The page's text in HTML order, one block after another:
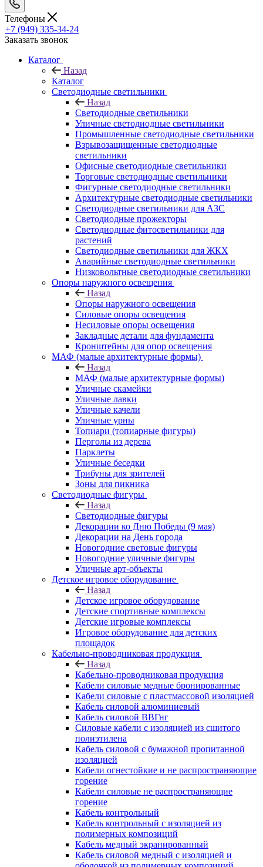
Телефоны
+7 (949) 335-34-24
Заказать звонок
Каталог
Назад
Каталог
Светодиодные светильники
Назад
Светодиодные светильники
Уличные светодиодные светильники
Промышленные светодиодные светильники
Взрывозащищенные светодиодные
светильники
Офисные светодиодные светильники
Торговые светодиодные светильники
Фигурные светодиодные светильники
Архитектурные светодиодные светильники
Светодиодные светильники для АЗС
Светодиодные прожекторы
Светодиодные фитосветильники для
растений
Светодиодные светильники для ЖКХ
Аварийные светодиодные светильники
Низковольтные светодиодные светильники
Опоры наружного освещения
Назад
Опоры наружного освещения
Силовые опоры освещения
Несиловые опоры освещения
Закладные детали для фундамента
Кронштейны для опор освещения
МАФ (малые архитектурные формы)
Назад
МАФ (малые архитектурные формы)
Уличные скамейки
Уличные лавки
Уличные качели
Уличные урны
Топиари (топиарные фигуры)
Перголы из дерева
Парклеты
Уличные беседки
Трибуны для зрителей
Зоны для пикника
Светодиодные фигуры
Назад
Светодиодные фигуры
Декорации ко Дню Победы (9 мая)
Декорации на День города
Новогодние световые фигуры
Новогодние уличные фигуры
Уличные арт-объекты
Детское игровое оборудование
Назад
Детское игровое оборудование
Детские спортивные комплексы
Детские игровые комплексы
Игровое оборудование для детских
площадок
Кабельно-проводниковая продукция
Назад
Кабельно-проводниковая продукция
Кабели силовые медные бронированные
Кабели силовые с пластмассовой изоляцией
Кабель силовой алюминиевый
Кабель силовой ВВГнг
Силовые кабели с изоляцией из сшитого
полиэтилена
Кабель силовой с бумажной пропитанной
изоляцией
Кабели огнестойкие и не распространяющие
горение
Кабели силовые не распространяющие
горение
Кабель контрольный
Кабель контрольный с изоляцией из
полимерных композиций
Кабель медный экранированный
Кабель силовой медный с изоляцией и